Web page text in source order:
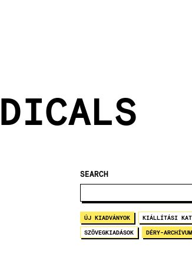
SEARCH
ÚJ KIADVÁNYOK KIÁLLÍTÁSI
SZÖVEGKIADÁSOK DÉRY-ARCHÍVUM